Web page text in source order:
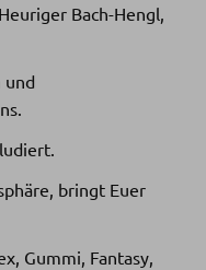
Bach-Hengl,
bringt Euer
Gummi, Fantasy,